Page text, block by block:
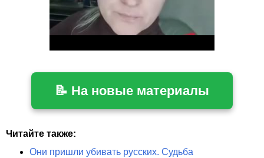
📝 На новые материалы
Читайте также:
Они пришли убивать русских. Судьба